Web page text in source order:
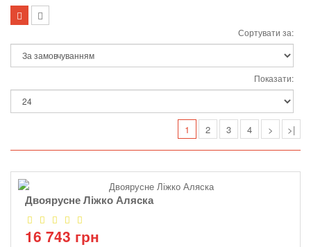
Сортувати за:
Показати:
1 2 3 4 > >|
Двоярусне Ліжко Аляска
16 743 грн